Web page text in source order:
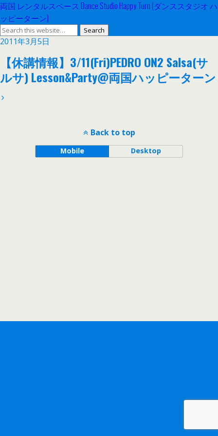
両国 レンタルスペース Dance Studio Happy Turn (ダンススタジオ ハ
ッピーターン)
2011年3月5日
【休講情報】3/11(Fri)PEDRO ON2 Salsa(サ
ルサ) Lesson&Party@両国ハッピーターン
Back to top
Mobile Desktop